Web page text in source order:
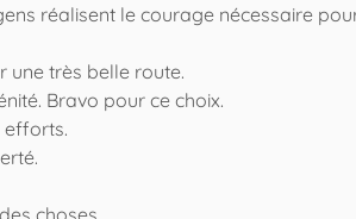
réalisent le courage nécessaire
une très belle route.
Bravo pour ce choix.
efforts.
choses.